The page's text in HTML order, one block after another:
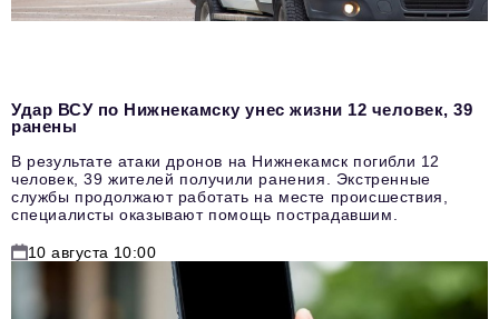
Удар ВСУ по Нижнекамску унес жизни 12 человек, 39
ранены
В результате атаки дронов на Нижнекамск погибли 12
человек, 39 жителей получили ранения. Экстренные
службы продолжают работать на месте происшествия,
специалисты оказывают помощь пострадавшим.
10 августа 10:00